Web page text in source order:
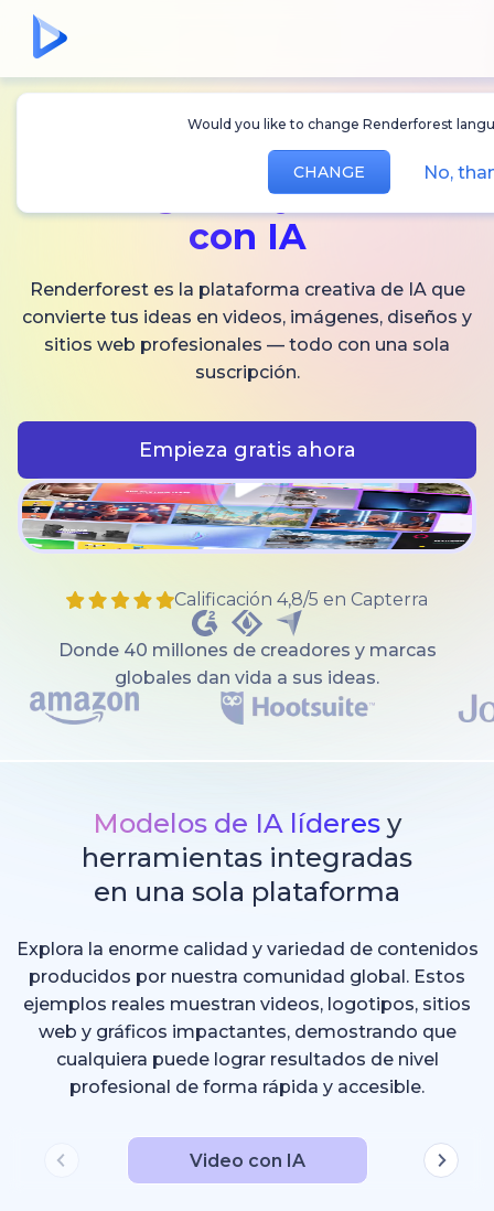
Would you like to change Renderforest
CHANGE No,
videos,
y audio
con IA
Renderforest es la plataforma creativa de IA que
convierte tus ideas en videos, imágenes, diseños y
sitios web profesionales — todo con una sola
suscripción.
Empieza gratis ahora
Calificación 4,8/5 en Capterra
Donde 40 millones de creadores y marcas
globales dan vida a sus ideas.
Modelos de IA líderes y
herramientas integradas
en una sola plataforma
Explora la enorme calidad y variedad de contenidos
producidos por nuestra comunidad global. Estos
ejemplos reales muestran videos, logotipos, sitios
web y gráficos impactantes, demostrando que
cualquiera puede lograr resultados de nivel
profesional de forma rápida y accesible.
Video con IA